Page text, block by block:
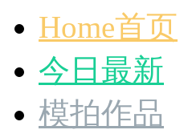
Home首页
今日最新
模拍作品